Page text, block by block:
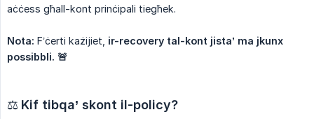
aċċess għall-kont prinċipali tiegħek.
Nota: F’ċerti każijiet, ir-recovery tal-kont jista’ ma jkunx
possibbli. 🚨
⚖️ Kif tibqa’ skont il-policy?